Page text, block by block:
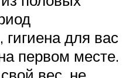
для вас
первом месте.